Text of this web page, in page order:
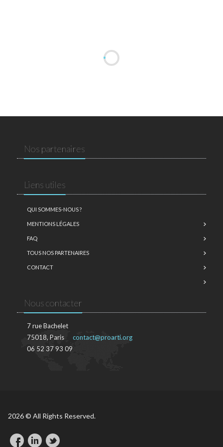
Nos partenaires
Liens utiles
QUI SOMMES-NOUS ?
MENTIONS LÉGALES
FAQ
TOUS NOS PARTENAIRES
CONTACT
Nous contacter
7 rue Bachelet
75018, Paris
06 52 37 93 09
contact@proarti.org
2026 © All Rights Reserved.